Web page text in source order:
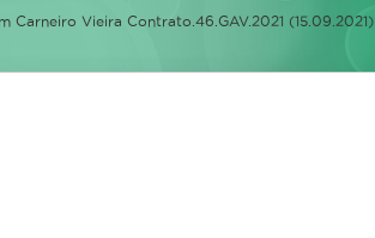
Carneiro Vieira Contrato.46.GAV.2021 (15.09.2021)